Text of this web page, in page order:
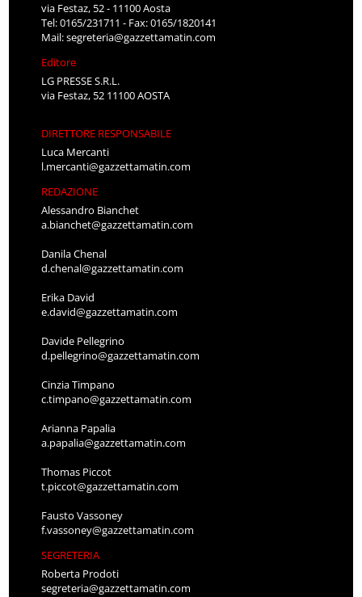
via Festaz, 52 - 11100 Aosta
Tel: 0165/231711 - Fax: 0165/1820141
Mail:segreteria@gazzettamatin.com
Editore
LG PRESSE S.R.L.
via Festaz, 52 11100 AOSTA
DIRETTORE RESPONSABILE
Luca Mercanti
l.mercanti@gazzettamatin.com
REDAZIONE
Alessandro Bianchet
a.bianchet@gazzettamatin.com
Danila Chenal
d.chenal@gazzettamatin.com
Erika David
e.david@gazzettamatin.com
Davide Pellegrino
d.pellegrino@gazzettamatin.com
Cinzia Timpano
c.timpano@gazzettamatin.com
Arianna Papalia
a.papalia@gazzettamatin.com
Thomas Piccot
t.piccot@gazzettamatin.com
Fausto Vassoney
f.vassoney@gazzettamatin.com
SEGRETERIA
Roberta Prodoti
segreteria@gazzettamatin.com